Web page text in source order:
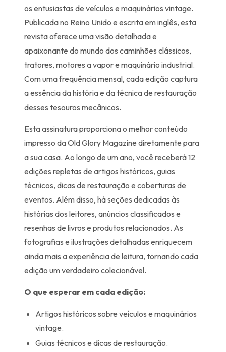
os entusiastas de veículos e maquinários vintage.
Publicada no Reino Unido e escrita em inglês, esta
revista oferece uma visão detalhada e
apaixonante do mundo dos caminhões clássicos,
tratores, motores a vapor e maquinário industrial.
Com uma frequência mensal, cada edição captura
a essência da história e da técnica de restauração
desses tesouros mecânicos.
Esta assinatura proporciona o melhor conteúdo
impresso da Old Glory Magazine diretamente para
a sua casa. Ao longo de um ano, você receberá 12
edições repletas de artigos históricos, guias
técnicos, dicas de restauração e coberturas de
eventos. Além disso, há seções dedicadas às
histórias dos leitores, anúncios classificados e
resenhas de livros e produtos relacionados. As
fotografias e ilustrações detalhadas enriquecem
ainda mais a experiência de leitura, tornando cada
edição um verdadeiro colecionável.
O que esperar em cada edição:
Artigos históricos sobre veículos e maquinários
vintage.
Guias técnicos e dicas de restauração.